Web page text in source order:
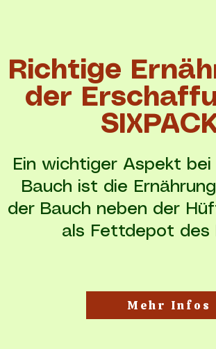
Richtige
der
Ein wichtiger Aspekt
Bauch ist die
der Bauch neben der
als Fettdepot des
Mehr Infos